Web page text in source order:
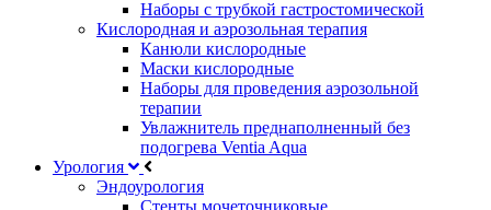
Наборы с трубкой гастростомической
Кислородная и аэрозольная терапия
Канюли кислородные
Маски кислородные
Наборы для проведения аэрозольной
терапии
Увлажнитель преднаполненный без
подогрева Ventia Aqua
Урология
Эндоурология
Стенты мочеточниковые